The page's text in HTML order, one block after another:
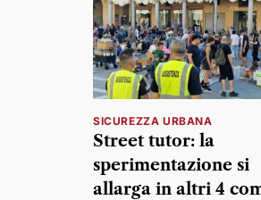
SICUREZZA URBANA
Street tutor: la
sperimentazione si
allarga in altri 4